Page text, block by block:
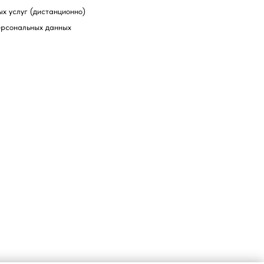
услуг (дистанционно)
данных